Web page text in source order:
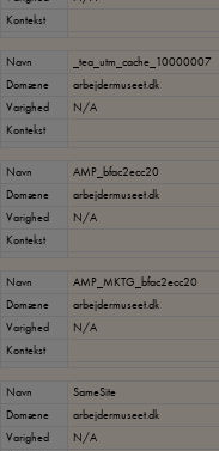
Kontekst
Navn
_tea_utm_cache_10000007
Domæne
arbejdermuseet.dk
Varighed
N/A
Kontekst
Navn
AMP_bfac2ecc20
Domæne
arbejdermuseet.dk
Varighed
N/A
Kontekst
Navn
AMP_MKTG_bfac2ecc20
Domæne
arbejdermuseet.dk
Varighed
N/A
Kontekst
Navn
SameSite
Domæne
arbejdermuseet.dk
Varighed
N/A